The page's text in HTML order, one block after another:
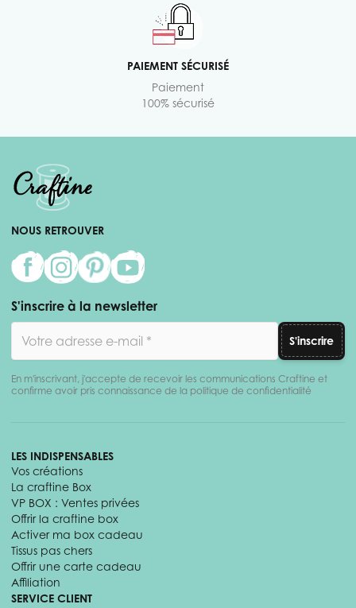
PAIEMENT SÉCURISÉ
Paiement
100% sécurisé
NOUS RETROUVER
S'inscrire à la newsletter
S'inscrire
En m'inscrivant, j'accepte de recevoir les communications Craftine et
confirme avoir pris connaissance de la politique de confidentialité
LES INDISPENSABLES
Vos créations
La craftine Box
VP BOX : Ventes privées
Offrir la craftine box
Activer ma box cadeau
Tissus pas chers
Offrir une carte cadeau
Affiliation
SERVICE CLIENT